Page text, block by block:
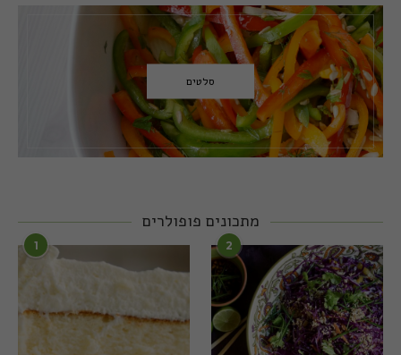
סלטים
מתכונים פופולרים
1 2